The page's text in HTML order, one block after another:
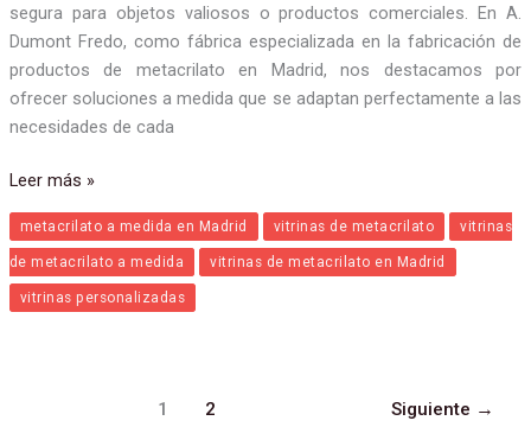
segura para objetos valiosos o productos comerciales. En A.
Dumont Fredo, como fábrica especializada en la fabricación de
productos de metacrilato en Madrid, nos destacamos por
ofrecer soluciones a medida que se adaptan perfectamente a las
necesidades de cada
Leer más »
metacrilato a medida en Madrid vitrinas de metacrilato vitrinas
de metacrilato a medida vitrinas de metacrilato en Madrid
vitrinas personalizadas
1 2 Siguiente →